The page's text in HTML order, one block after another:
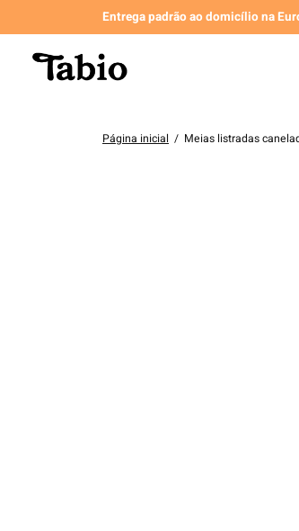
Entrega padrão ao domicílio na
Página inicial / Meias listradas